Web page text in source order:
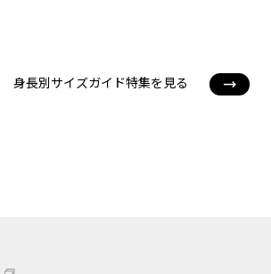
身長別サイズガイド特集を見る